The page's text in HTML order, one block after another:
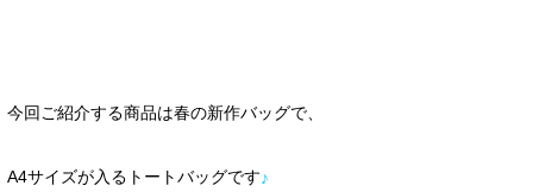
今回ご紹介する商品は春の新作バッグで、
A4サイズが入るトートバッグです♪